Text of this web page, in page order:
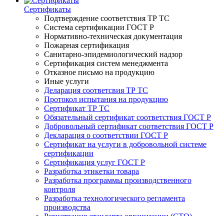
Сертификаты
Подтверждение соответствия ТР ТС
Система сертификации ГОСТ Р
Нормативно-техническая документация
Пожарная сертификация
Санитарно-эпидемиологический надзор
Сертификация систем менеджмента
Отказное письмо на продукцию
Иные услуги
Деларация соответсвия ТР ТС
Протокол испытания на продукцию
Сертификат ТР ТС
Обязательный сертификат соответствия ГОСТ Р
Добровольный сертификат соответствия ГОСТ Р
Декларация о соответствии ГОСТ Р
Сертификат на услуги в добровольной системе
сертификации
Сертификация услуг ГОСТ Р
Разработка этикетки товара
Разработка программы производственного
контроля
Разработка технологического регламента
производства